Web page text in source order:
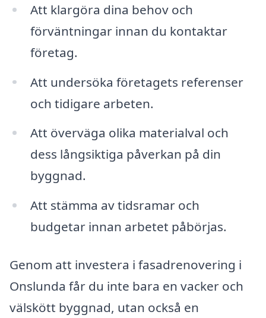
Att klargöra dina behov och
förväntningar innan du kontaktar
företag.
Att undersöka företagets referenser
och tidigare arbeten.
Att överväga olika materialval och
dess långsiktiga påverkan på din
byggnad.
Att stämma av tidsramar och
budgetar innan arbetet påbörjas.
Genom att investera i fasadrenovering i
Onslunda får du inte bara en vacker och
välskött byggnad, utan också en